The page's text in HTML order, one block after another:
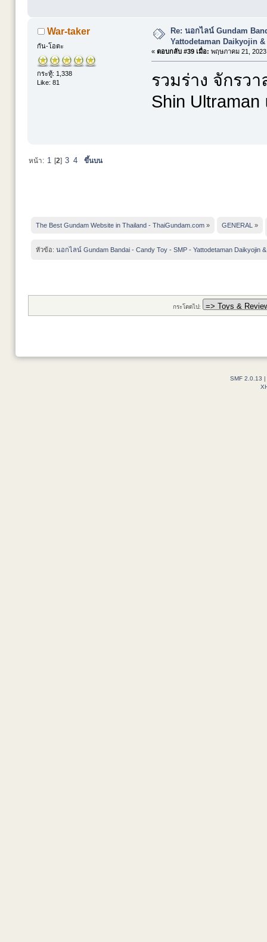
War-taker
กัน-โอตะ
กระทู้: 1,338
Like: 81
Re: นอกไลน์ Gundam
Yattodetaman Daikyojin &
« ตอบกลับ #39 เมื่อ: พฤษภาคม 21,
รวมร่าง จักรว
Shin
หน้า: 1 [2] 3 4 ขึ้นบน
The Best Gundam Website in Thailand - ThaiGundam.com » GENERAL »
หัวข้อ: นอกไลน์ Gundam Bandai - Candy Toy - SMP - Yattodetaman Daikyojin
กระโดดไป:
SMF 2.0.13